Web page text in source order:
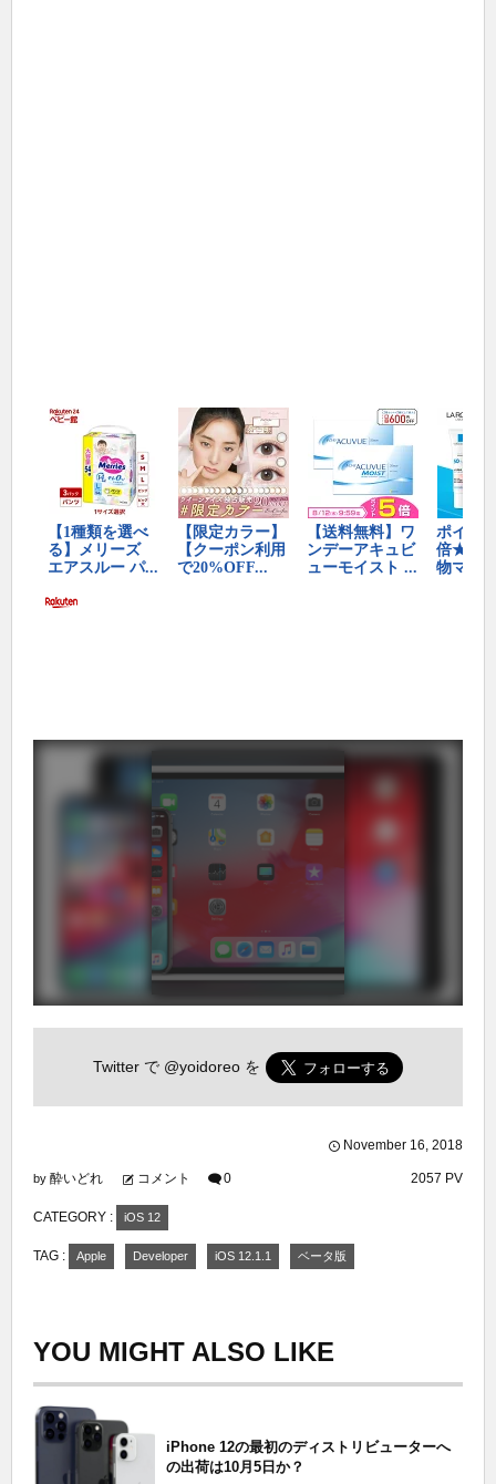
Twitter で @yoidoreo を
November 16 2018
by 酔いどれ コメント 0 2057 PV
CATEGORY : iOS 12
TAG : Apple Developer iOS 12.1.1 ベータ版
YOU MIGHT ALSO LIKE
iPhone 12の最初のディストリビューターへ
の出荷は10月5日か？